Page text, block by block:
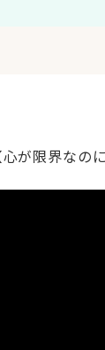
が限界なの